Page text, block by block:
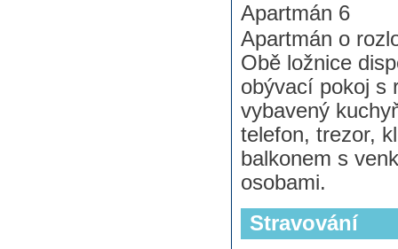
Apartmán 6
Apartmán o
Obě ložnice
obývací pokoj s
vybavený
telefon, trezor,
balkonem s
osobami.
Stravování